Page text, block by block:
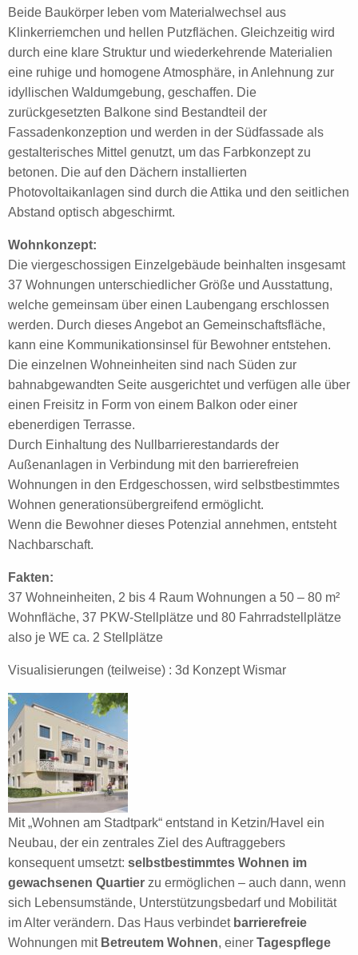
Beide Baukörper leben vom Materialwechsel aus
Klinkerriemchen und hellen Putzflächen. Gleichzeitig wird
durch eine klare Struktur und wiederkehrende Materialien
eine ruhige und homogene Atmosphäre, in Anlehnung zur
idyllischen Waldumgebung, geschaffen. Die
zurückgesetzten Balkone sind Bestandteil der
Fassadenkonzeption und werden in der Südfassade als
gestalterisches Mittel genutzt, um das Farbkonzept zu
betonen. Die auf den Dächern installierten
Photovoltaikanlagen sind durch die Attika und den seitlichen
Abstand optisch abgeschirmt.
Wohnkonzept:
Die viergeschossigen Einzelgebäude beinhalten insgesamt
37 Wohnungen unterschiedlicher Größe und Ausstattung,
welche gemeinsam über einen Laubengang erschlossen
werden. Durch dieses Angebot an Gemeinschaftsfläche,
kann eine Kommunikationsinsel für Bewohner entstehen.
Die einzelnen Wohneinheiten sind nach Süden zur
bahnabgewandten Seite ausgerichtet und verfügen alle über
einen Freisitz in Form von einem Balkon oder einer
ebenerdigen Terrasse.
Durch Einhaltung des Nullbarrierestandards der
Außenanlagen in Verbindung mit den barrierefreien
Wohnungen in den Erdgeschossen, wird selbstbestimmtes
Wohnen generationsübergreifend ermöglicht.
Wenn die Bewohner dieses Potenzial annehmen, entsteht
Nachbarschaft.
Fakten:
37 Wohneinheiten, 2 bis 4 Raum Wohnungen a 50 – 80 m²
Wohnfläche, 37 PKW-Stellplätze und 80 Fahrradstellplätze
also je WE ca. 2 Stellplätze
Visualisierungen (teilweise) : 3d Konzept Wismar
Mit „Wohnen am Stadtpark“ entstand in Ketzin/Havel ein
Neubau, der ein zentrales Ziel des Auftraggebers
konsequent umsetzt: selbstbestimmtes Wohnen im
gewachsenen Quartier zu ermöglichen – auch dann, wenn
sich Lebensumstände, Unterstützungsbedarf und Mobilität
im Alter verändern. Das Haus verbindet barrierefreie
Wohnungen mit Betreutem Wohnen, einer Tagespflege